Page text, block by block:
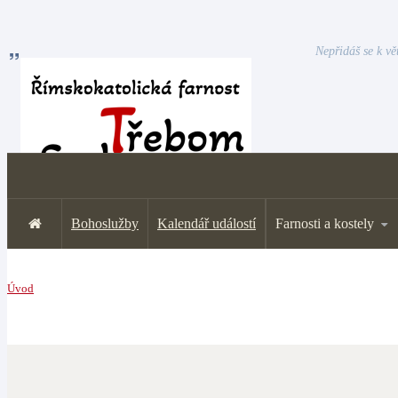
Nepřidáš se k
Bohoslužby Kalendář událostí Farnosti a kostely
Úvod